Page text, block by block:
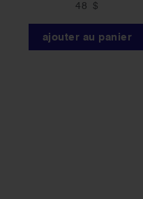
48 $
ajouter au panier